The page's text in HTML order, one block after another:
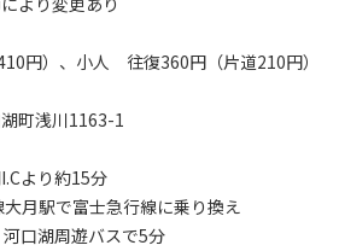
円）、小人 往復360円（片道210円）
町浅川1163-1
より約15分
月駅で富士急行線に乗り換え
口湖周遊バスで5分